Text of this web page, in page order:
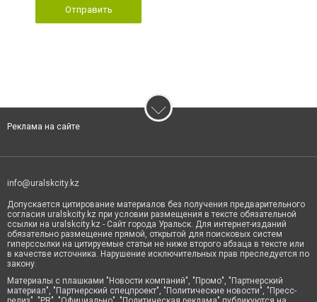
Отправить
Реклама на сайте
info@uralskcity.kz
Допускается цитирование материалов без получения предварительного
согласия uralskcity.kz при условии размещения в тексте обязательной
ссылки на uralskcity.kz - Сайт города Уральск. Для интернет-изданий
обязательно размещение прямой, открытой для поисковых систем
гиперссылки на цитируемые статьи не ниже второго абзаца в тексте или
в качестве источника. Нарушение исключительных прав преследуется по
закону.
Материалы с плашками "Новости компаний", "Промо", "Партнерский
материал", "Партнерский спецпроект", "Политические новости", "Пресс-